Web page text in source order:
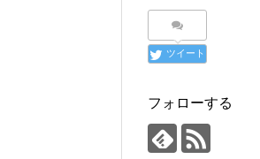
ツイート
フォローする